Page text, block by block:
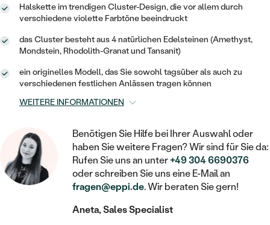
VINTAGE
AUSSERGEWÖHNLICHE
GEHÄMMERTE
IM SET
GÜNSTIG
AUSSERGEWÖHNLICH
GESTALTE EINEN RING
WÄHLE EINEN RING
DIAMANTEN ZUM EINFASSEN
LAB GROWN DIAMANTEN ZUM
EINFASSEN
FARBIGE DIAMANTEN ZUM EINFASSEN
ANHÄNGER / KETTEN
ARMBÄNDER
SCHMUCKSET
HERRENSCHMUCK
SCHMUCK FÜR KINDER
BROSCHEN
SCHMUCKZUBEHÖR
MINIMALISTISCHE
OHRHÄNGER
SOLITÄR
HERZ
PIERCINGS
ZUR GEBURT EINES KINDES
PERSONALISIERT
MIT STERNZEICHEN
MINIMALISTISCH
MEDAILLON
KETTEN
HERZKETTEN
NACH STYL
MINIMALISTISCHE
SIEGELRINGE
PERSONALISIERT
NACH EDELSTEIN
Halskette im trendigen Cluster-Design, die vor allem durch
verschiedene violette Farbtöne beeindruckt
das Cluster besteht aus 4 natürlichen Edelsteinen (Amethyst,
Mondstein, Rhodolith-Granat und Tansanit)
ein originelles Modell, das Sie sowohl tagsüber als auch zu
verschiedenen festlichen Anlässen tragen können
WEITERE INFORMATIONEN
Benötigen Sie Hilfe bei Ihrer Auswahl oder
haben Sie weitere Fragen? Wir sind für Sie da:
Rufen Sie uns an unter+49 304 6690376
oder schreiben Sie uns eine E-Mail an
fragen@eppi.de. Wir beraten Sie gern!
Aneta, Sales Specialist